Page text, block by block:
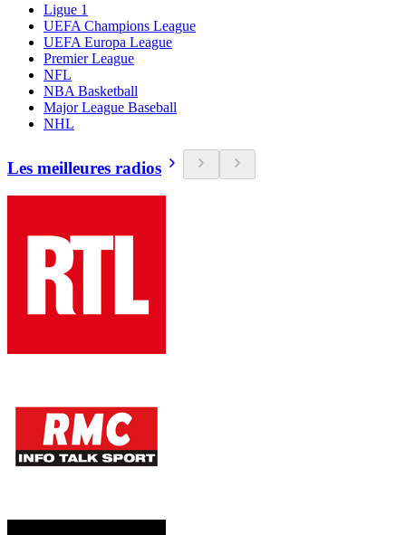
Ligue 1
UEFA Champions League
UEFA Europa League
Premier League
NFL
NBA Basketball
Major League Baseball
NHL
Les meilleures radios